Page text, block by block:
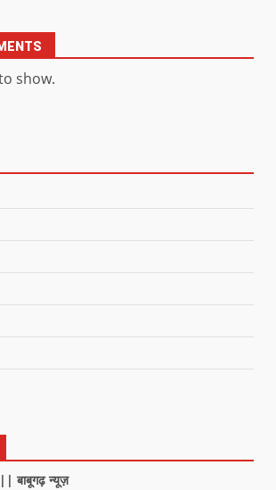
show.
बाबूगढ़ न्यूज़